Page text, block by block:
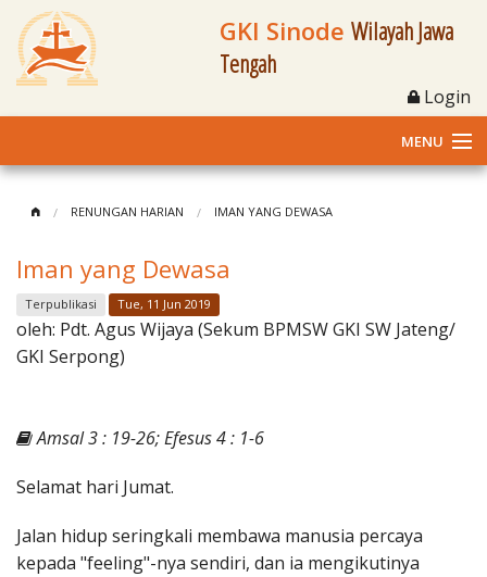
GKI Sinode Wilayah Jawa
Tengah
Login
MENU
Klasis dan Jemaat
Berita Kegiatan
Materi
RENUNGAN HARIAN IMAN YANG DEWASA
Iman yang Dewasa
Terpublikasi Tue, 11 Jun 2019
oleh: Pdt. Agus Wijaya (Sekum BPMSW GKI SW Jateng/
GKI Serpong)
Amsal 3 : 19-26; Efesus 4 : 1-6
Selamat hari Jumat.
Jalan hidup seringkali membawa manusia percaya
kepada "feeling"-nya sendiri, dan ia mengikutinya